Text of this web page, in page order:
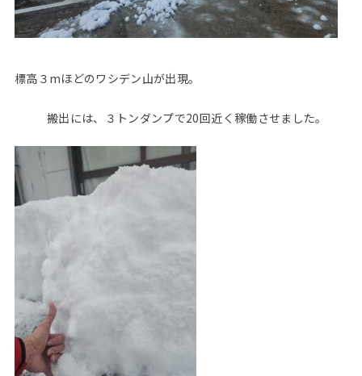
標高３mほどのワシデン山が出現。
搬出には、３トンダンプで20回近く稼働させました。